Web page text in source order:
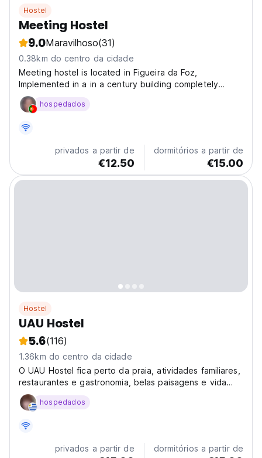
Hostel
Meeting Hostel
9.0Maravilhoso(31)
0.38km do centro da cidade
Meeting hostel is located in Figueira da Foz,
Implemented in a in a century building completely
rebuild just meters from the Beach, River, Mountain,
and nightlife. The Meeting is much more than a hostel,
hospedados
privados a partir de
€12.50
dormitórios a partir de
€15.00
Hostel
UAU Hostel
5.6(116)
1.36km do centro da cidade
O UAU Hostel fica perto da praia, atividades familiares,
restaurantes e gastronomia, belas paisagens e vida
noturna.
hospedados
privados a partir de dormitórios a partir de